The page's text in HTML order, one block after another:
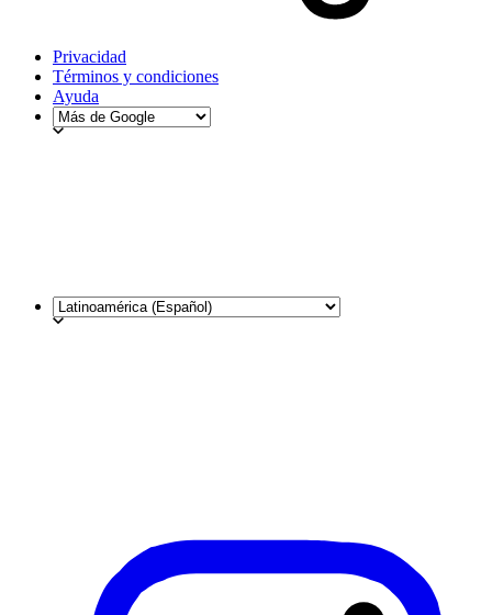
Privacidad
Términos y condiciones
Ayuda